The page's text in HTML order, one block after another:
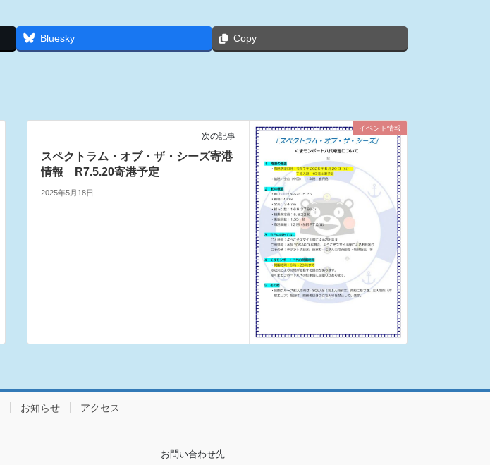
Bluesky Copy
イベント情報
次の記事
スペクトラム・オブ・ザ・シーズ寄港
情報 R7.5.20寄港予定
2025年5月18日
お知らせ アクセス
お問い合わせ先